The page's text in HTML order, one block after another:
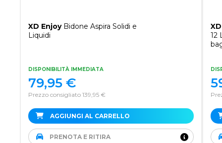
XD EnjoyBidone Aspira Solidi e
Liquidi
DISPONIBILITÀ IMMEDIATA
Prezzo consigliato 139,95 €
79,95 €
AGGIUNGI AL CARRELLO
PRENOTA E RITIRA
12